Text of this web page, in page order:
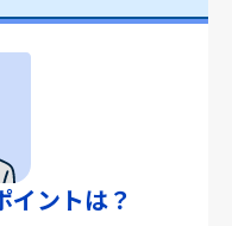
イントは？